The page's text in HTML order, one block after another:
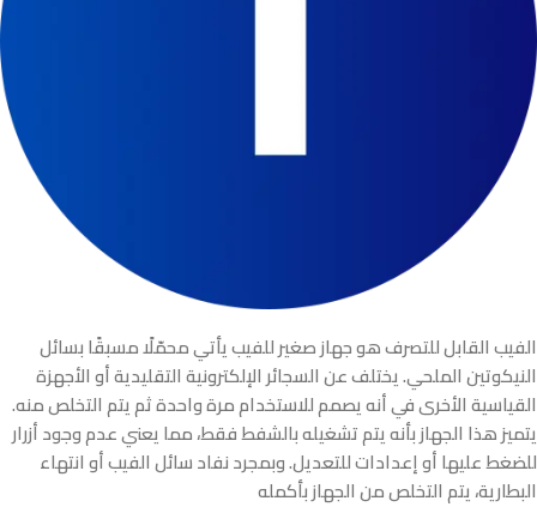
الفيب القابل للتصرف هو جهاز صغير للفيب يأتي محمّلًا مسبقًا بسائل
النيكوتين الملحي. يختلف عن السجائر الإلكترونية التقليدية أو الأجهزة
القياسية الأخرى في أنه يصمم للاستخدام مرة واحدة ثم يتم التخلص منه.
يتميز هذا الجهاز بأنه يتم تشغيله بالشفط فقط، مما يعني عدم وجود أزرار
للضغط عليها أو إعدادات للتعديل. وبمجرد نفاد سائل الفيب أو انتهاء
البطارية، يتم التخلص من الجهاز بأكمله